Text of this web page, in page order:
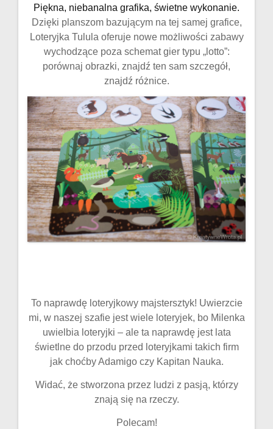
Piękna, niebanalna grafika, świetne wykonanie.
Dzięki planszom bazującym na tej samej grafice,
Loteryjka Tulula oferuje nowe możliwości zabawy
wychodzące poza schemat gier typu „lotto”:
porównaj obrazki, znajdź ten sam szczegół,
znajdź różnice.
To naprawdę loteryjkowy majstersztyk! Uwierzcie
mi, w naszej szafie jest wiele loteryjek, bo Milenka
uwielbia loteryjki – ale ta naprawdę jest lata
świetlne do przodu przed loteryjkami takich firm
jak choćby Adamigo czy Kapitan Nauka.
Widać, że stworzona przez ludzi z pasją, którzy
znają się na rzeczy.
Polecam!